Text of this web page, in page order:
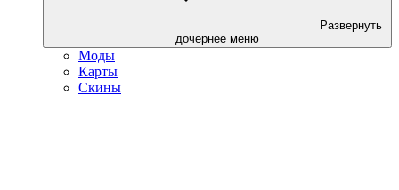
Развернуть
дочернее меню
Моды
Карты
Скины